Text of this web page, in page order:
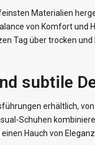
Materialien
von Komfort
Tag über trocken
subtile
erhältlich,
Schuhen
Hauch von